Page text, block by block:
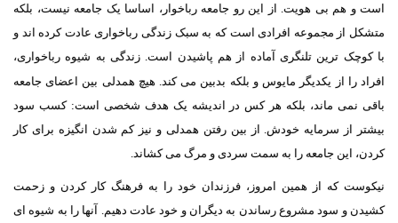
است و هم بی هویت. از این رو جامعه رباخوار، اساسا یک جامعه نیست، بلکه
متشکل از مجموعه افرادی است که به سبک زندگی رباخواری عادت کرده اند و
با کوچک ترین تلنگری آماده از هم پاشیدن است. زندگی به شیوه رباخواری،
افراد را از یکدیگر مایوس و بلکه بدبین می کند. هیچ همدلی بین اعضای جامعه
باقی نمی ماند، بلکه هر کس در اندیشه یک هدف شخصی است: کسب سود
بیشتر از سرمایه خودش. از بین رفتن همدلی و نیز کم شدن انگیزه برای کار
کردن، این جامعه را به سمت سردی و مرگ می کشاند.
نیکوست که از همین امروز، فرزندان خود را به فرهنگ کار کردن و زحمت
کشیدن و سود مشروع رساندن به دیگران و خود عادت دهیم. آنها را به شیوه ای